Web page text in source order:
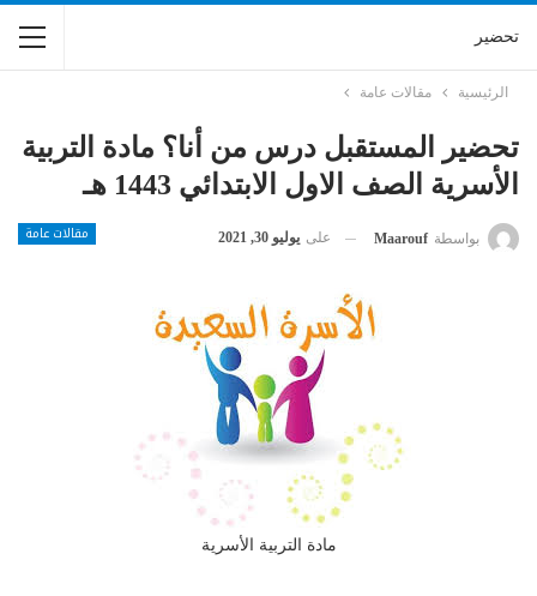
تحضير
الرئيسية مقالات عامة
تحضير المستقبل درس من أنا؟ مادة التربية
الأسرية الصف الاول الابتدائي 1443 هـ
مقالات عامة بواسطة Maarouf على يوليو 30, 2021
مادة التربية الأسرية